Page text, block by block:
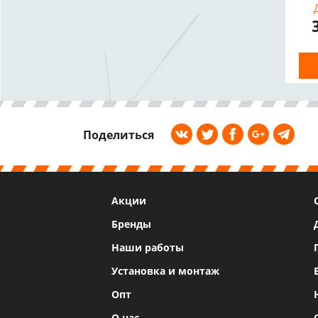
Поделиться
Акции
Бренды
Наши работы
Установка и монтаж
Опт